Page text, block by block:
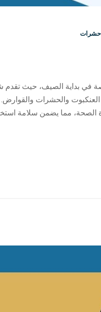
حشرات
في بداية الصيف، حيث تقدم
والحشرات والقوارض.
مما يضمن سلامة